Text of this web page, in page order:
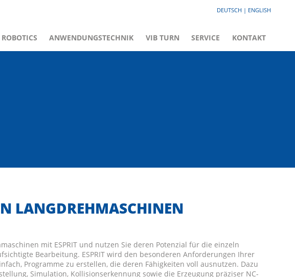
ROBOTICS ANWENDUNGSTECHNIK VIB TURN SERVICE KONTAKT
DEUTSCH ENGLISH
LANGDREHMASCHINEN
mit ESPRIT und nutzen Sie deren Potenzial für die einzeln
Bearbeitung. ESPRIT wird den besonderen Anforderungen Ihrer
Programme zu erstellen, die deren Fähigkeiten voll ausnutzen. Dazu
Simulation, Kollisionserkennung sowie die Erzeugung präziser NC-